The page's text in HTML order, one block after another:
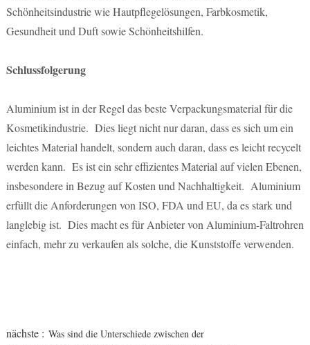
Schönheitsindustrie wie Hautpflegelösungen, Farbkosmetik,
Gesundheit und Duft sowie Schönheitshilfen.
Schlussfolgerung
Aluminium ist in der Regel das beste Verpackungsmaterial für die
Kosmetikindustrie. Dies liegt nicht nur daran, dass es sich um ein
leichtes Material handelt, sondern auch daran, dass es leicht recycelt
werden kann. Es ist ein sehr effizientes Material auf vielen Ebenen,
insbesondere in Bezug auf Kosten und Nachhaltigkeit. Aluminium
erfüllt die Anforderungen von ISO, FDA und EU, da es stark und
langlebig ist. Dies macht es für Anbieter von Aluminium-Faltrohren
einfach, mehr zu verkaufen als solche, die Kunststoffe verwenden.
nächste : Was sind die Unterschiede zwischen der